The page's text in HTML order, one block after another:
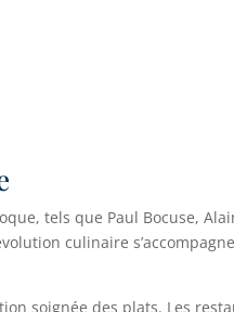
tels que Paul Bocuse,
culinaire
soignée des plats. Les